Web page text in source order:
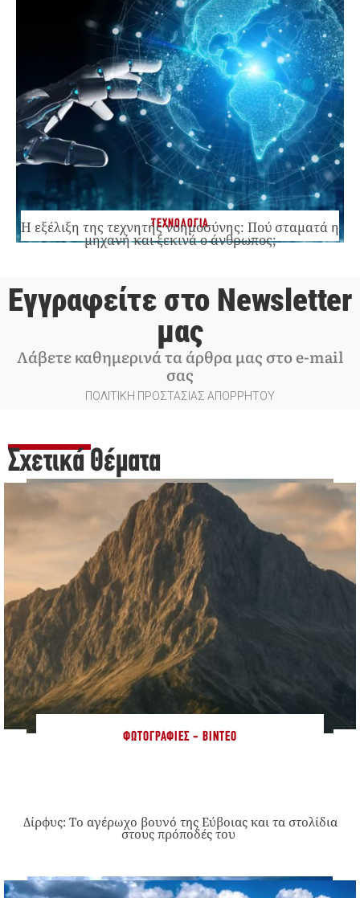
ΤΕΧΝΟΛΟΓΙΑ
Η εξέλιξη της τεχνητής νοημοσύνης: Πού σταματά η
μηχανή και ξεκινά ο άνθρωπος;
Εγγραφείτε στο Newsletter
μας
Λάβετε καθημερινά τα άρθρα μας στο e-mail
σας
ΠΟΛΙΤΙΚΗ ΠΡΟΣΤΑΣΙΑΣ ΑΠΟΡΡΗΤΟΥ
Σχετικά Θέματα
ΦΩΤΟΓΡΑΦΊΕΣ - ΒΊΝΤΕΟ
Δίρφυς: Το αγέρωχο βουνό της Εύβοιας και τα στολίδια
στους πρόποδές του